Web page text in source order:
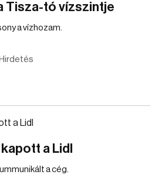
Tisza-tó vízszintje
a vízhozam.
Hirdetés
a Lidl
a cég.